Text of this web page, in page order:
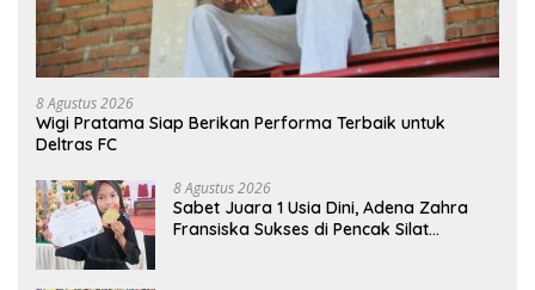
8 Agustus 2026
Wigi Pratama Siap Berikan Performa Terbaik untuk
Deltras FC
8 Agustus 2026
Sabet Juara 1 Usia Dini, Adena Zahra
Fransiska Sukses di Pencak Silat